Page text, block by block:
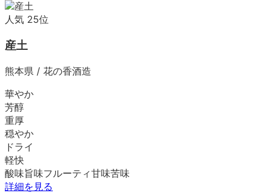
人気 25位
産土
熊本県 / 花の香酒造
華やか
芳醇
重厚
穏やか
ドライ
軽快
酸味旨味フルーティ甘味苦味
詳細を見る